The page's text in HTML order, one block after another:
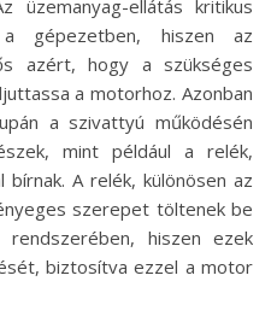
üzemanyag-ellátás kritikus
gépezetben, hiszen az
azért, hogy a szükséges
a motorhoz. Azonban
a szivattyú működésén
mint például a relék,
A relék, különösen az
szerepet töltenek be
rendszerében, hiszen ezek
biztosítva ezzel a motor